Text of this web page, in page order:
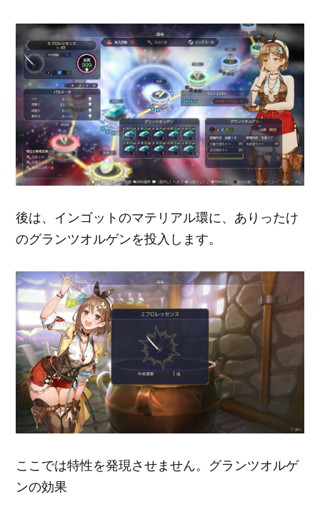
後は、インゴットのマテリアル環に、ありったけ
のグランツオルゲンを投入します。
ここでは特性を発現させません。グランツオルゲ
ンの効果